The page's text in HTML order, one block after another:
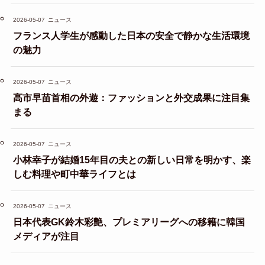
2026-05-07 ニュース
フランス人学生が感動した日本の安全で静かな生活環境
の魅力
2026-05-07 ニュース
高市早苗首相の外遊：ファッションと外交成果に注目集
まる
2026-05-07 ニュース
小林幸子が結婚15年目の夫との新しい日常を明かす、楽
しむ料理や町中華ライフとは
2026-05-07 ニュース
日本代表GK鈴木彩艶、プレミアリーグへの移籍に韓国
メディアが注目